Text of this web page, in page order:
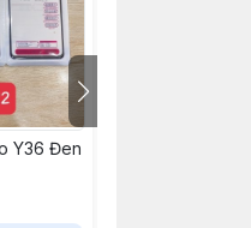
Y36 Đen